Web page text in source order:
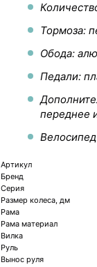
Тормоза:
Обода:
Педали:
переднее
Артикул
Бренд
Серия
Размер колеса, дм
Рама
Рама материал
Вилка
Руль
Вынос руля